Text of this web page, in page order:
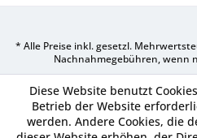
* Alle Preise inkl. gesetzl.
Nachnahmegebühren, wenn
Diese Website benutzt
Betrieb der Website
werden. Andere Cookies, die